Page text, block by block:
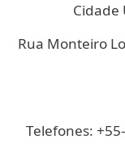
Cidade
Rua Monteiro
Telefones: